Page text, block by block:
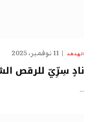
الهدهد 11 نوفمبر، 2025
نادٍ سِرِّيّ للرقص
…